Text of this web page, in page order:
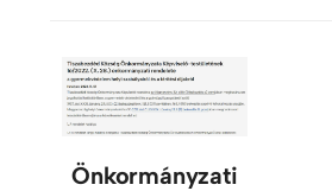
Önkormányzati